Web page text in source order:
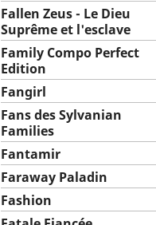
Fallen Zeus - Le Dieu
Suprême et l'esclave
Family Compo Perfect
Edition
Fangirl
Fans des Sylvanian
Families
Fantamir
Faraway Paladin
Fashion